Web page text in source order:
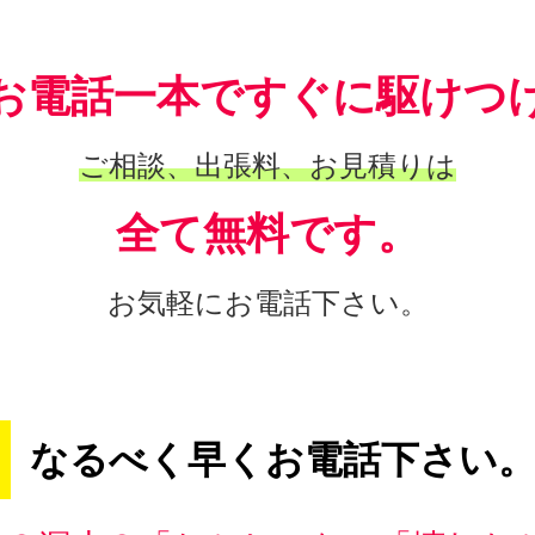
電話一本ですぐに駆けつ
ご相談、出張料、お見積りは
全て無料です。
お気軽にお電話下さい。
なるべく早くお電話下さい。